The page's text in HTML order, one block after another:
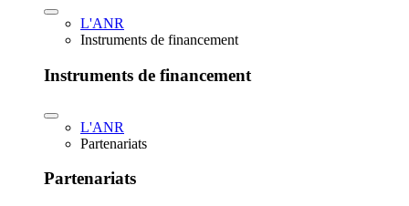
L'ANR
Instruments de financement
Instruments de financement
L'ANR
Partenariats
Partenariats